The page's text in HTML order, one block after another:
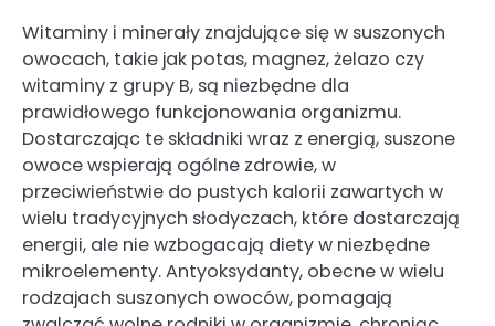
Witaminy i minerały znajdujące się w suszonych
owocach, takie jak potas, magnez, żelazo czy
witaminy z grupy B, są niezbędne dla
prawidłowego funkcjonowania organizmu.
Dostarczając te składniki wraz z energią, suszone
owoce wspierają ogólne zdrowie, w
przeciwieństwie do pustych kalorii zawartych w
wielu tradycyjnych słodyczach, które dostarczają
energii, ale nie wzbogacają diety w niezbędne
mikroelementy. Antyoksydanty, obecne w wielu
rodzajach suszonych owoców, pomagają